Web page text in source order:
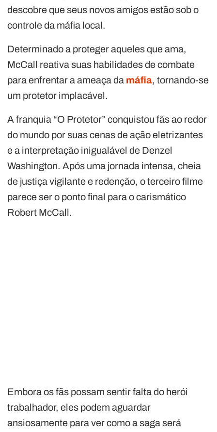
descobre que seus novos amigos estão sob o
controle da máfia local.
Determinado a proteger aqueles que ama,
McCall reativa suas habilidades de combate
para enfrentar a ameaça da máfia, tornando-se
um protetor implacável.
A franquia “O Protetor” conquistou fãs ao redor
do mundo por suas cenas de ação eletrizantes
e a interpretação inigualável de Denzel
Washington. Após uma jornada intensa, cheia
de justiça vigilante e redenção, o terceiro filme
parece ser o ponto final para o carismático
Robert McCall.
Embora os fãs possam sentir falta do herói
trabalhador, eles podem aguardar
ansiosamente para ver como a saga será